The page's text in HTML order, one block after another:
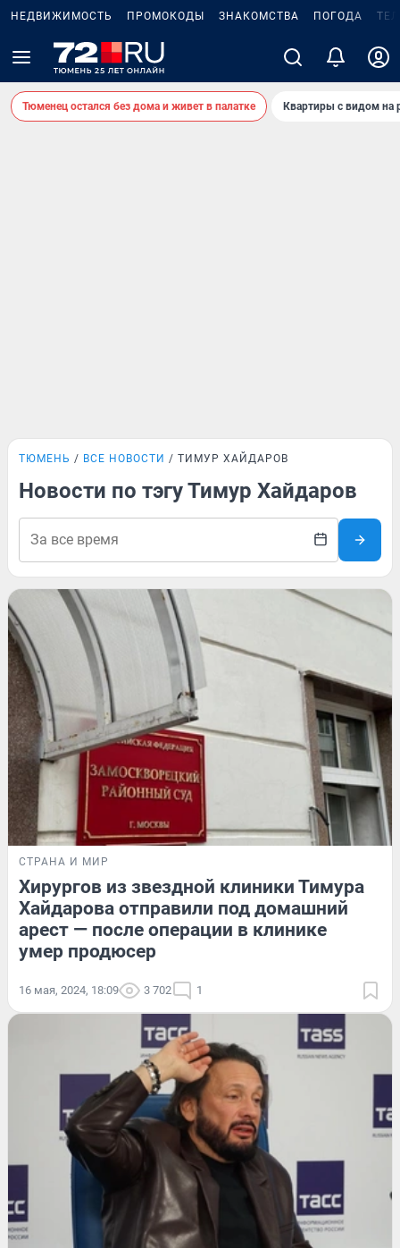
НЕДВИЖИМОСТЬ ПРОМОКОДЫ ЗНАКОМСТВА ПОГОДА
Тюменец остался без дома и живет в палатке Квартиры с видом на
ТЮМЕНЬ ВСЕ НОВОСТИ ТИМУР ХАЙДАРОВ
Новости по тэгу Тимур Хайдаров
СТРАНА И МИР
Хирургов из звездной клиники Тимура
Хайдарова отправили под домашний
арест — после операции в клинике
умер продюсер
16 мая, 2024, 18:09 3 702 1